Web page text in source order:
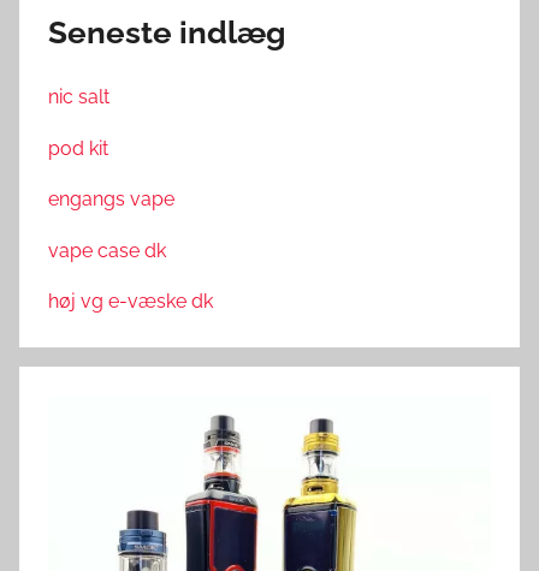
Seneste indlæg
nic salt
pod kit
engangs vape
vape case dk
høj vg e-væske dk